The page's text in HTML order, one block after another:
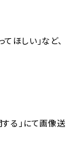
ほしい」など、
る」にて画像送